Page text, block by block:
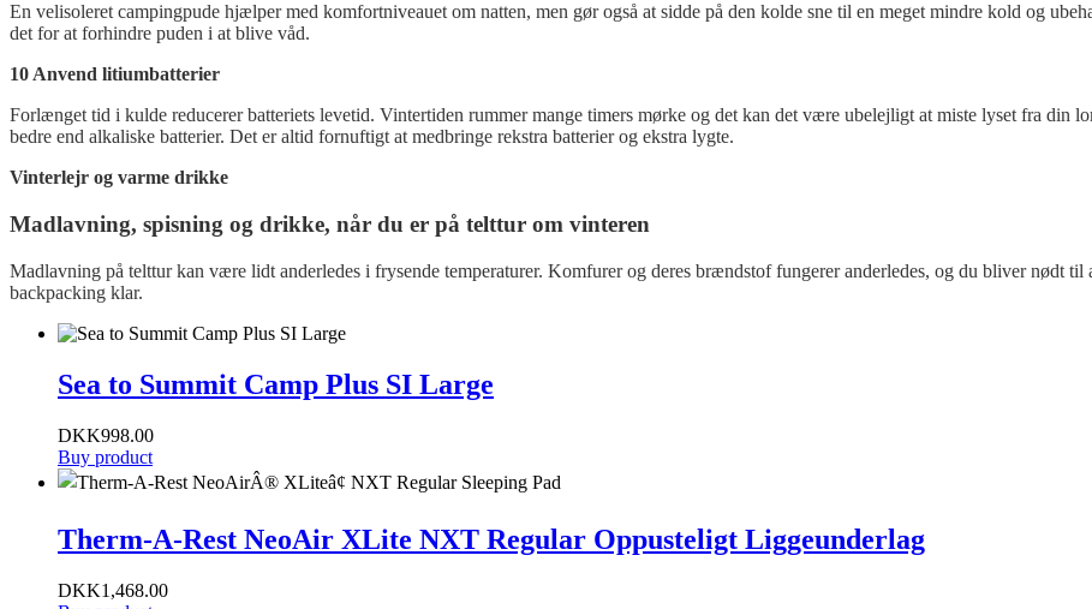
En velisoleret campingpude hjælper med komfortniveauet om natten, men gør også at sidde på den kolde sne til en meget mindre kold og
det for at forhindre puden i at blive våd.
10 Anvend litiumbatterier
Forlænget tid i kulde reducerer batteriets levetid. Vintertiden rummer mange timers mørke og det kan det være ubelejligt at miste lyset fra din
bedre end alkaliske batterier. Det er altid fornuftigt at medbringe rekstra batterier og ekstra lygte.
Vinterlejr og varme drikke
Madlavning, spisning og drikke, når du er på telttur om vinteren
Madlavning på telttur kan være lidt anderledes i frysende temperaturer. Komfurer og deres brændstof fungerer anderledes, og du bliver nødt
backpacking klar.
Sea to Summit Camp Plus SI Large
DKK998.00
Buy product
Therm-A-Rest NeoAir XLite NXT Regular Oppusteligt Liggeunderlag
DKK1,468.00